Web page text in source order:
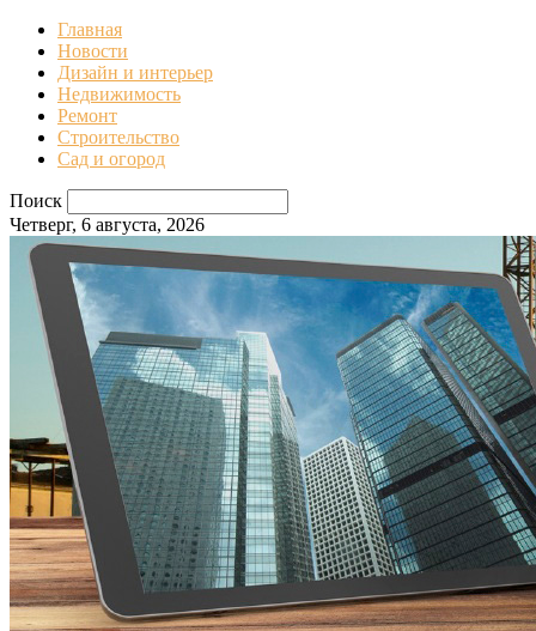
Главная
Новости
Дизайн и интерьер
Недвижимость
Ремонт
Строительство
Сад и огород
Поиск
Четверг, 6 августа, 2026